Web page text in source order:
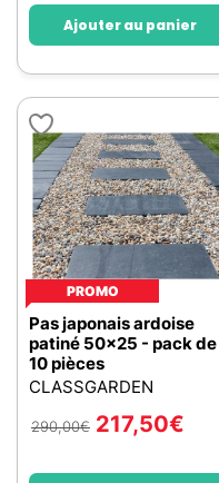
Ajouter au panier
PROMO
Pas japonais ardoise
patiné 50x25 - pack de
10 pièces
CLASSGARDEN
290,00€ 217,50€